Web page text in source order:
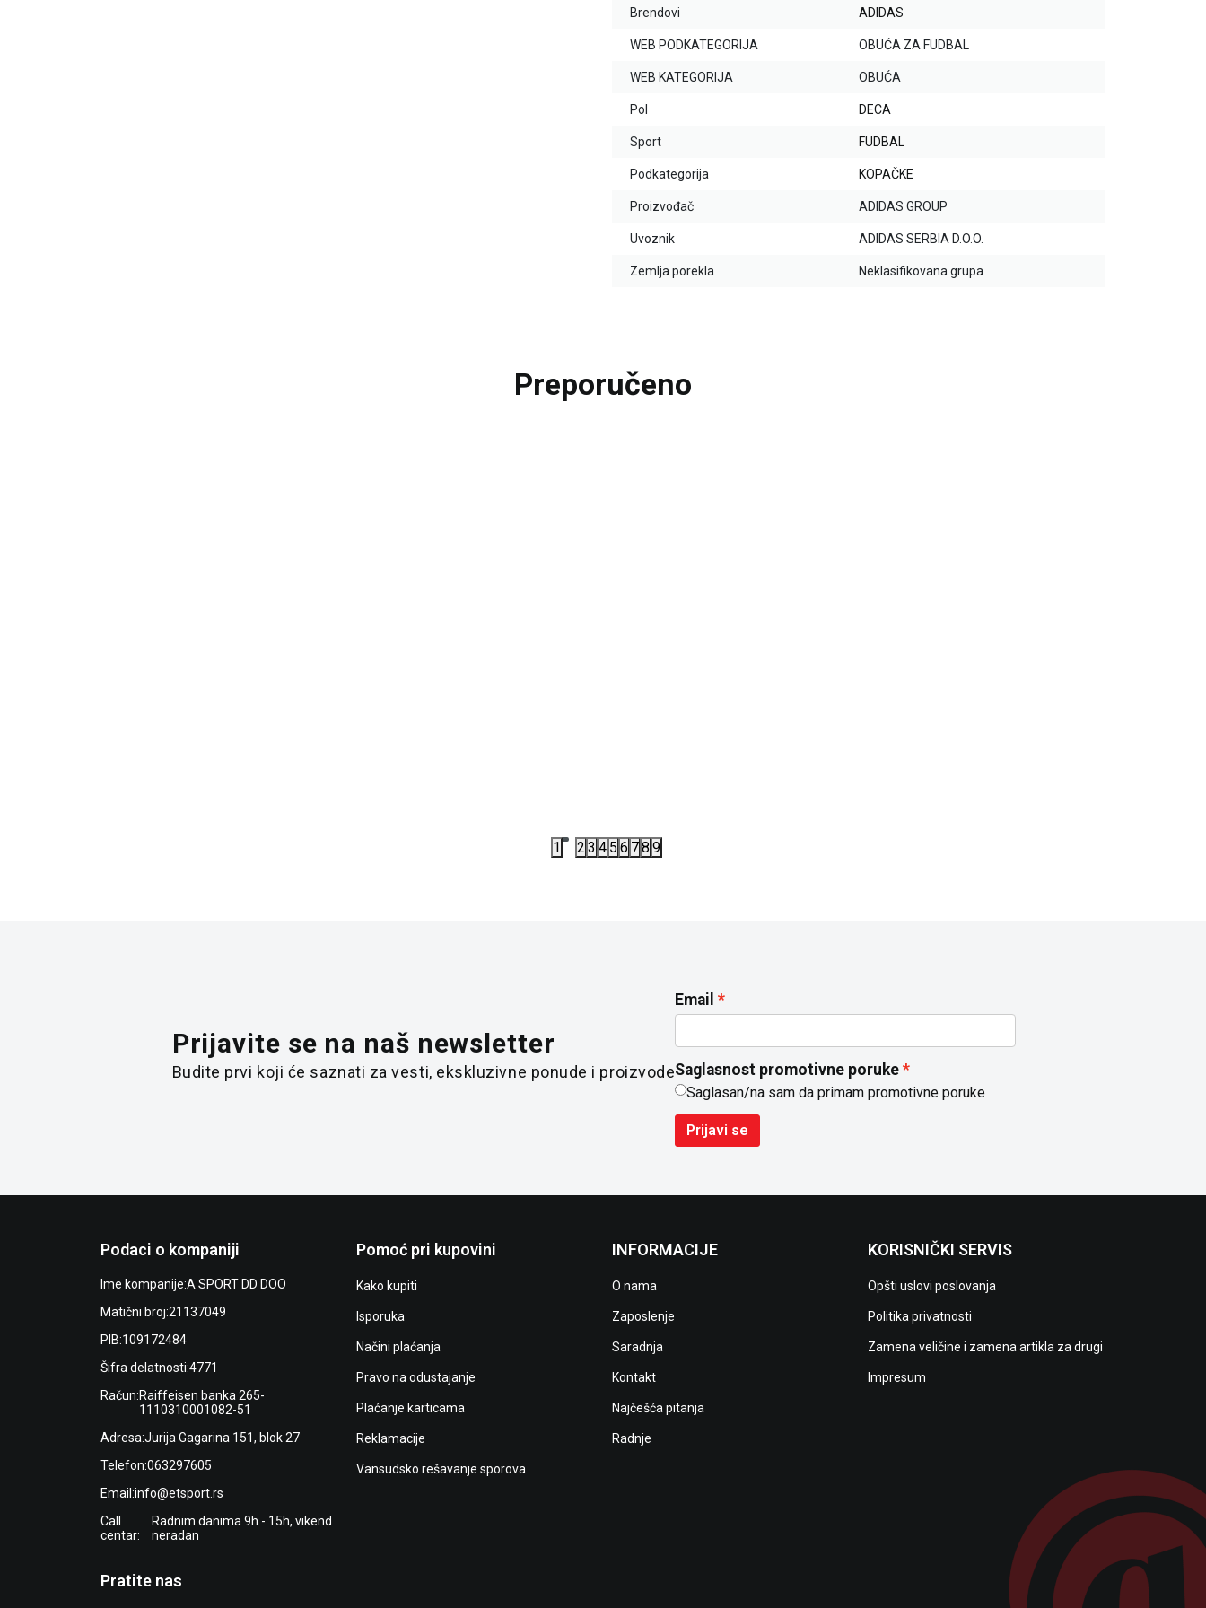
Brendovi ADIDAS
WEB PODKATEGORIJA OBUĆA ZA FUDBAL
WEB KATEGORIJA OBUĆA
Pol DECA
Sport FUDBAL
Podkategorija KOPAČKE
Proizvođač ADIDAS GROUP
Uvoznik ADIDAS SERBIA D.O.O.
Zemlja porekla Neklasifikovana grupa
Preporučeno
1 2 3 4 5 6 78 9
Prijavite se na naš newsletter
Budite prvi koji će saznati za vesti, ekskluzivne ponude i proizvode
Email
Saglasnost promotivne poruke
Saglasan/na sam da primam promotivne poruke
Prijavi se
Podaci o kompaniji
Ime kompanije:A SPORT DD DOO
Matični broj:21137049
PIB:109172484
Šifra delatnosti:4771
Račun:Raiffeisen banka 265-
1110310001082-51
Adresa:Jurija Gagarina 151, blok 27
Telefon:063297605
Email:info@etsport.rs
Call
centar:
Radnim danima 9h - 15h, vikend
neradan
Pomoć pri kupovini
Kako kupiti
Isporuka
Načini plaćanja
Pravo na odustajanje
Plaćanje karticama
Reklamacije
Vansudsko rešavanje sporova
INFORMACIJE
O nama
Zaposlenje
Saradnja
Kontakt
Najčešća pitanja
Radnje
KORISNIČKI SERVIS
Opšti uslovi poslovanja
Politika privatnosti
Zamena veličine i zamena artikla za drugi
Impresum
Pratite nas